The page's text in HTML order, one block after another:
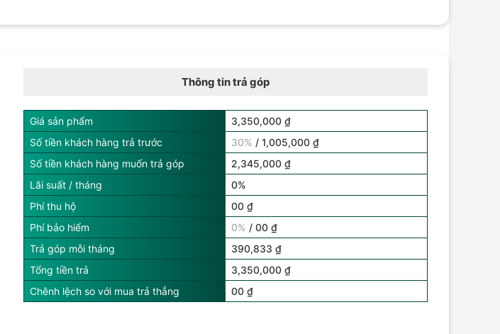
Thông tin trả góp
Giá sản phẩm
3,350,000 ₫
Số tiền khách hàng trả trước
30% / 1,005,000 ₫
Số tiền khách hàng muốn trả góp
2,345,000 ₫
Lãi suất / tháng
0%
Phí thu hộ
00 ₫
Phí bảo hiểm
0% / 00 ₫
Trả góp mỗi tháng
390,833 ₫
Tổng tiền trả
3,350,000 ₫
Chênh lệch so với mua trả thẳng
00 ₫